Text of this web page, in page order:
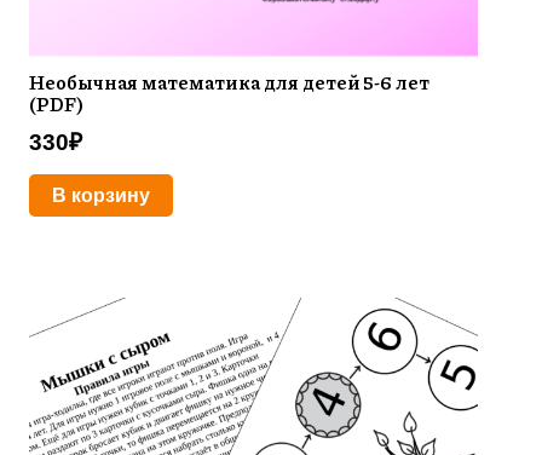
Необычная математика для детей 5-6 лет
(PDF)
330₽
В корзину